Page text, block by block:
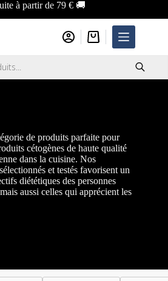
à partir de 79 € 🚚
Panier
d’achat
de produits parfaite pour
cétogènes de haute qualité
dans la cuisine. Nos
et testés favorisent un
diététiques des personnes
aussi celles qui apprécient les